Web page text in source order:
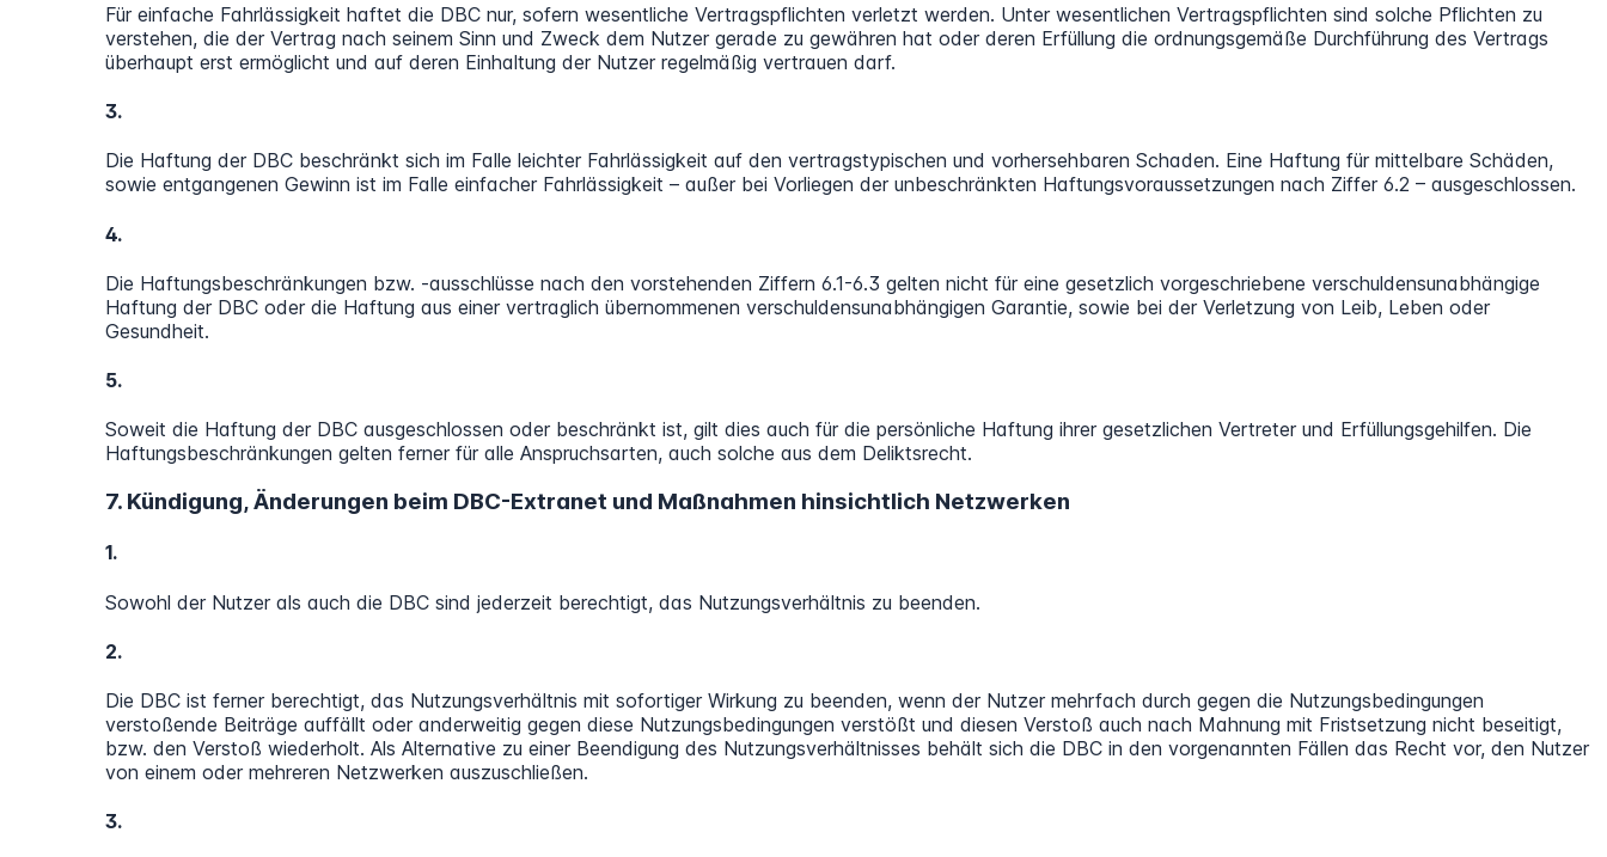
Für einfache Fahrlässigkeit haftet die DBC nur, sofern wesentliche Vertragspflichten verletzt werden. Unter wesentlichen Vertragspflichten sind solche Pflichten zu
verstehen, die der Vertrag nach seinem Sinn und Zweck dem Nutzer gerade zu gewähren hat oder deren Erfüllung die ordnungsgemäße Durchführung des Vertrags
überhaupt erst ermöglicht und auf deren Einhaltung der Nutzer regelmäßig vertrauen darf.
3.
Die Haftung der DBC beschränkt sich im Falle leichter Fahrlässigkeit auf den vertragstypischen und vorhersehbaren Schaden. Eine Haftung für mittelbare Schäden,
sowie entgangenen Gewinn ist im Falle einfacher Fahrlässigkeit – außer bei Vorliegen der unbeschränkten Haftungsvoraussetzungen nach Ziffer 6.2 – ausgeschlossen.
4.
Die Haftungsbeschränkungen bzw. -ausschlüsse nach den vorstehenden Ziffern 6.1-6.3 gelten nicht für eine gesetzlich vorgeschriebene verschuldensunabhängige
Haftung der DBC oder die Haftung aus einer vertraglich übernommenen verschuldensunabhängigen Garantie, sowie bei der Verletzung von Leib, Leben oder
Gesundheit.
5.
Soweit die Haftung der DBC ausgeschlossen oder beschränkt ist, gilt dies auch für die persönliche Haftung ihrer gesetzlichen Vertreter und Erfüllungsgehilfen. Die
Haftungsbeschränkungen gelten ferner für alle Anspruchsarten, auch solche aus dem Deliktsrecht.
7. Kündigung, Änderungen beim DBC-Extranet und Maßnahmen hinsichtlich Netzwerken
1.
Sowohl der Nutzer als auch die DBC sind jederzeit berechtigt, das Nutzungsverhältnis zu beenden.
2.
Die DBC ist ferner berechtigt, das Nutzungsverhältnis mit sofortiger Wirkung zu beenden, wenn der Nutzer mehrfach durch gegen die Nutzungsbedingungen
verstoßende Beiträge auffällt oder anderweitig gegen diese Nutzungsbedingungen verstößt und diesen Verstoß auch nach Mahnung mit Fristsetzung nicht beseitigt,
bzw. den Verstoß wiederholt. Als Alternative zu einer Beendigung des Nutzungsverhältnisses behält sich die DBC in den vorgenannten Fällen das Recht vor, den Nutzer
von einem oder mehreren Netzwerken auszuschließen.
3.